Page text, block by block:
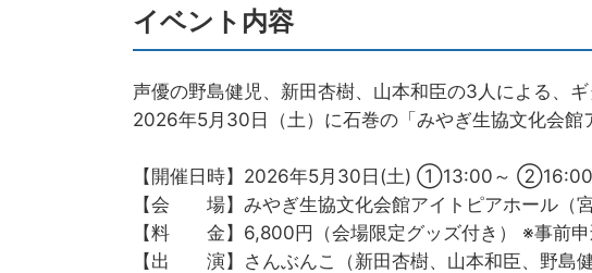
イベント内容
声優の野島健児、新田杏樹、山本和臣の3人による、
2026年5月30日（土）に石巻の「みやぎ生協文化会
【開催日時】2026年5月30日(土) ①13:00～
【会 場】みやぎ生協文化会館アイトピアホール（
【料 金】6,800円（会場限定グッズ付き） ※事前申
【出 演】さんぶんこ（新田杏樹、山本和臣、野島健